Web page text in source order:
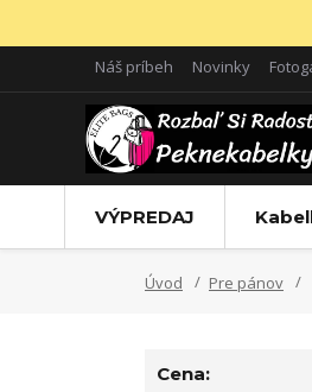
Náš príbeh Novinky
VÝPREDAJ
Úvod Pre pánov
Cena: